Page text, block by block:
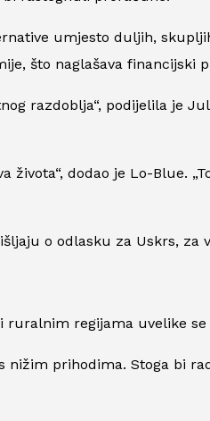
umjesto duljih,
što naglašava financijski
razdoblja“, podijelila je
života“, dodao je Lo-Blue.
o odlasku za Uskrs, za
regijama uvelike
prihodima. Stoga bi